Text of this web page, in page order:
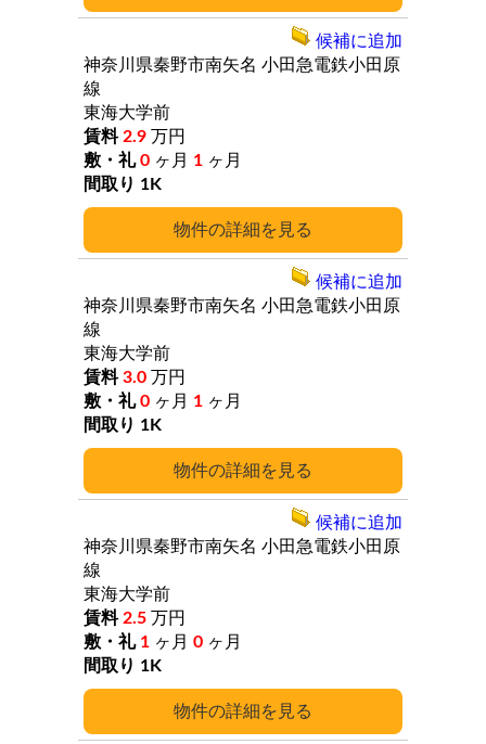
詳細
神奈川県秦野市南矢名 小田急電鉄小田原
線
東海大学前
2.9 万円
0 ヶ月 1 ヶ月
1K
候補に追加
詳細
神奈川県秦野市南矢名 小田急電鉄小田原
線
東海大学前
3.0 万円
0 ヶ月 1 ヶ月
1K
候補に追加
詳細
神奈川県秦野市南矢名 小田急電鉄小田原
線
東海大学前
2.5 万円
1 ヶ月 0 ヶ月
1K
候補に追加